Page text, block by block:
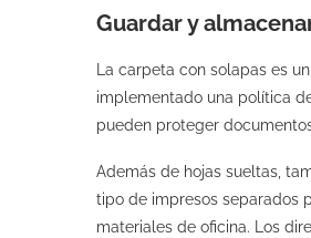
Guardar y
La carpeta con solapas es
implementado una política
pueden proteger
Además de hojas sueltas,
tipo de impresos separados
materiales de oficina. Los